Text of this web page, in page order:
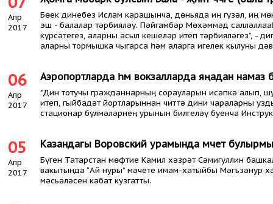
Апр
2017
Бөек динебез Ислам карашынча, дөньяда иң гүзәл, иң
эш - балалар тәрбияләү. Пәйгамбәр Мөхәммәд
күрсәтегез, аларны асыл кешеләр итеп тәрбияләгез”, -
аларны тормышка чыгарса һәм аларга игелек кылуны
06
Апр
2017
Аэропортларда һәм вокзалларда яңадан намаз
"Дин тотучы гражданнарның сорауларын исәпкә алып,
итеп, гыйбадәт йортларыннан читтә дини чараларны
стационар бүлмәләрнең урынын билгеләү буенча
05
Апр
2017
Казандагы Воровский урамында мәчет
Бүген Татарстан мөфтие Камил хәзрәт Сәмигуллин
вакытында “Ай нуры” мәчете имам-хатыйбы Мәгъзәнур
мәсьәләсен кабат кузгатты.